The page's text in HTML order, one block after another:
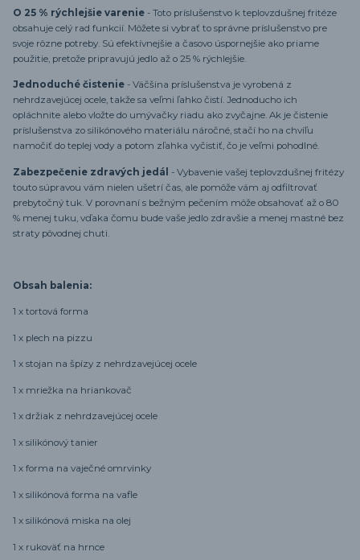
O 25 % rýchlejšie varenie - Toto príslušenstvo k teplovzdušnej fritéze
obsahuje celý rad funkcií. Môžete si vybrať to správne príslušenstvo pre
svoje rôzne potreby. Sú efektívnejšie a časovo úspornejšie ako priame
použitie, pretože pripravujú jedlo až o 25 % rýchlejšie.
Jednoduché čistenie - Väčšina príslušenstva je vyrobená z
nehrdzavejúcej ocele, takže sa veľmi ľahko čistí. Jednoducho ich
opláchnite alebo vložte do umývačky riadu ako zvyčajne. Ak je čistenie
príslušenstva zo silikónového materiálu náročné, stačí ho na chvíľu
namočiť do teplej vody a potom zľahka vyčistiť, čo je veľmi pohodlné.
Zabezpečenie zdravých jedál - Vybavenie vašej teplovzdušnej fritézy
touto súpravou vám nielen ušetrí čas, ale pomôže vám aj odfiltrovať
prebytočný tuk. V porovnaní s bežným pečením môže obsahovať až o 80
% menej tuku, vďaka čomu bude vaše jedlo zdravšie a menej mastné bez
straty pôvodnej chuti.
Obsah balenia:
1 x tortová forma
1 x plech na pizzu
1 x stojan na špízy z nehrdzavejúcej ocele
1 x mriežka na hriankovač
1 x držiak z nehrdzavejúcej ocele
1 x silikónový tanier
1 x forma na vaječné omrvinky
1 x silikónová forma na vafle
1 x silikónová miska na olej
1 x rukoväť na hrnce